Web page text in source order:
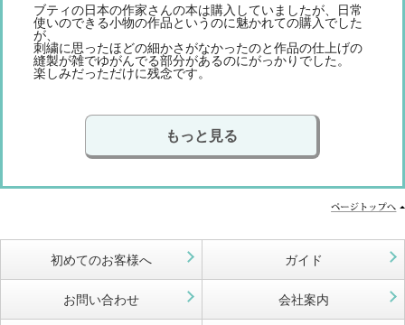
ブティの日本の作家さんの本は購入していましたが、日常
使いのできる小物の作品というのに魅かれての購入でした
が、
刺繍に思ったほどの細かさがなかったのと作品の仕上げの
縫製が雑でゆがんでる部分があるのにがっかりでした。
楽しみだっただけに残念です。
もっと見る
初めてのお客様へ ガイド
お問い合わせ 会社案内